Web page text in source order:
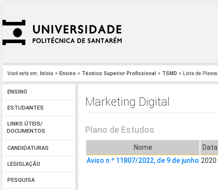
Você está em: Início > Ensino > Técnico Superior Profissional > TSMD > Lista de
ENSINO
ESTUDANTES
LINKS ÚTEIS/
DOCUMENTOS
CANDIDATURAS
LEGISLAÇÃO
PESQUISA
Marketing Digital
Plano de Estudos
Nome
Aviso n.º 11807/2022, de 9 de junho 2020